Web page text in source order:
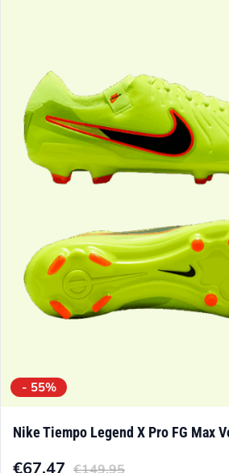
auf.
Die
Optionen
können
Produktseite
gewählt
werden
- 55%
Nike Tiempo Legend X Pro FG Max
€67.47